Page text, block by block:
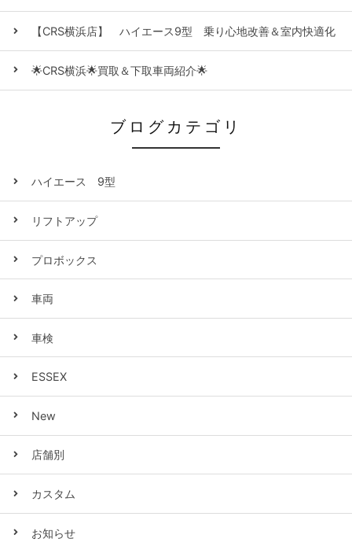
【CRS横浜店】 ハイエース9型 乗り心地改善＆室内快適化
🌟CRS横浜🌟買取＆下取車両紹介🌟
ブログカテゴリ
ハイエース 9型
リフトアップ
プロボックス
車両
車検
ESSEX
New
店舗別
カスタム
お知らせ